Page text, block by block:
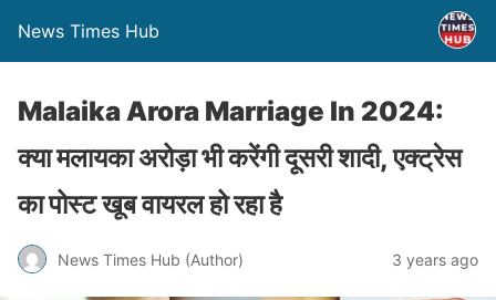
News Times Hub
Malaika Arora Marriage In 2024:
क्या मलायका अरोड़ा भी करेंगी दूसरी शादी, एक्ट्रेस
का पोस्ट खूब वायरल हो रहा है
News Times Hub (Author) 3 years ago